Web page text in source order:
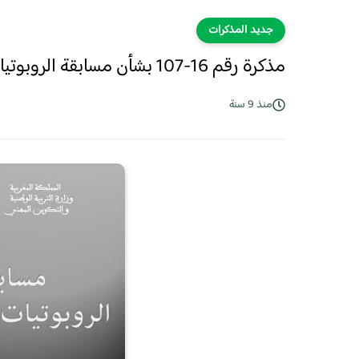
جديد المذكرات
مذكرة رقم 16-107 بشأن مسابقة الروبوتيات التربوية برسم الموسم 2016 -2017​
منذ 9 سنة